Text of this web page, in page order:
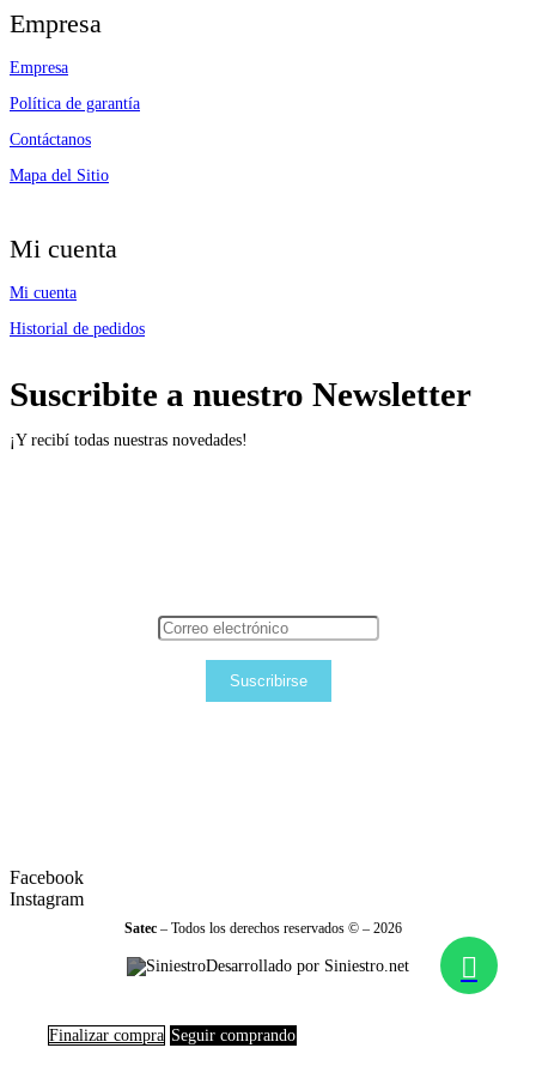
Empresa
Empresa
Política de garantía
Contáctanos
Mapa del Sitio
Mi cuenta
Mi cuenta
Historial de pedidos
Suscribite a nuestro Newsletter
¡Y recibí todas nuestras novedades!
Suscribirse
Facebook
Instagram
Satec – Todos los derechos reservados © – 2026
Desarrollado por Siniestro.net
Finalizar compra Seguir comprando